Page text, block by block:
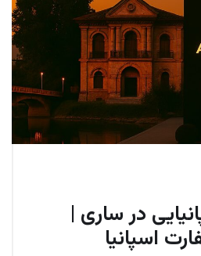
در ساری |
اسپانیا